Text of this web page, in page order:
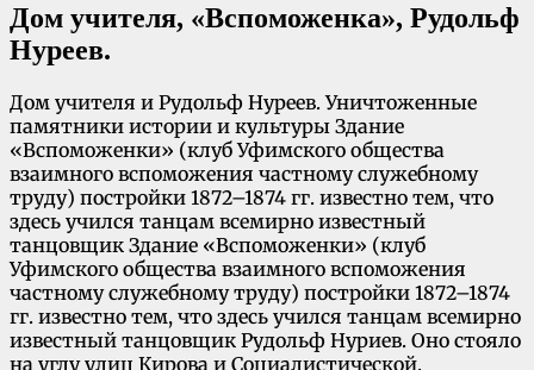
Дом учителя, «Вспоможенка», Рудольф
Нуреев.
Дом учителя и Рудольф Нуреев. Уничтоженные
памятники истории и культуры Здание
«Вспоможенки» (клуб Уфимского общества
взаимного вспоможения частному служебному
труду) постройки 1872–1874 гг. известно тем, что
здесь учился танцам всемирно известный
танцовщик Здание «Вспоможенки» (клуб
Уфимского общества взаимного вспоможения
частному служебному труду) постройки 1872–1874
гг. известно тем, что здесь учился танцам всемирно
известный танцовщик Рудольф Нуриев. Оно стояло
на углу улиц Кирова и Социалистической.